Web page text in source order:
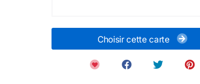
Choisir cette carte